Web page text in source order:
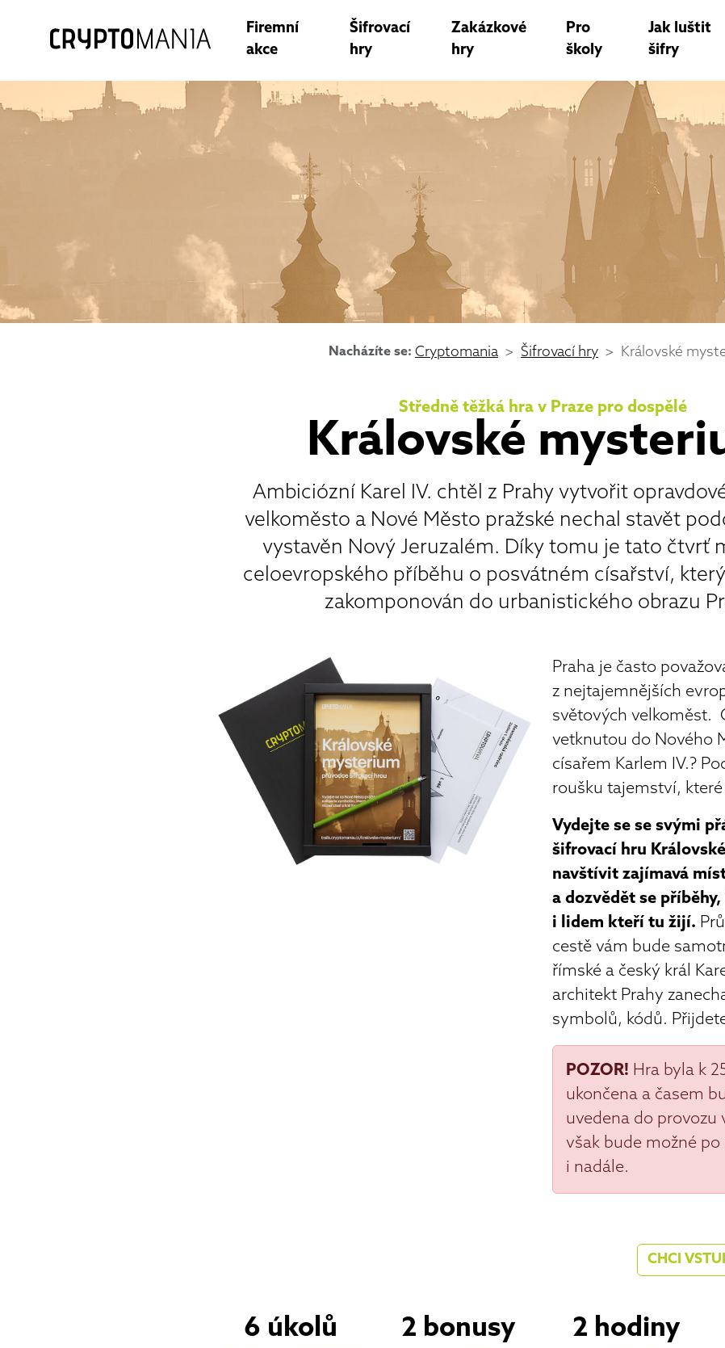
Firemní
akce
Šifrovací
hry
Zakázkové
hry
Pro
školy
Jak luštit
šifry
Nacházíte se: Cryptomania Šifrovací hry Královské
Středně těžká hra v Praze pro dospělé
Královské
Ambiciózní Karel IV. chtěl z Prahy vytvořit
velkoměsto a Nové Město pražské nechal stavět
vystavěn Nový Jeruzalém. Díky tomu je tato čtvrť
celoevropského příběhu o posvátném císařství,
zakomponován do urbanistického obrazu
Praha je často
z nejtajemnějších
světových velkoměst.
vetknutou do Nového
císařem Karlem IV.?
roušku tajemství, které
Vydejte se se svými
šifrovací hru
navštívit zajímavá
a dozvědět se
i lidem kteří tu žijí.
cestě vám bude
římské a český král
architekt Prahy
symbolů, kódů.
POZOR! Hra byla k
ukončena a časem
uvedena do provozu
však bude možné
i nadále.
CHCI
6 úkolů 2 bonusy 2 hodiny